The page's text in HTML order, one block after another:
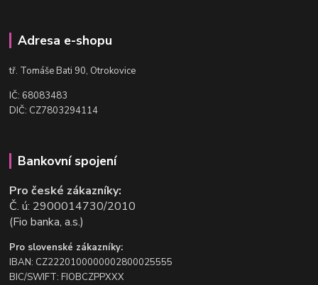
Adresa e-shopu
tř. Tomáše Bati 90, Otrokovice
IČ: 68083483
DIČ: CZ7803294114
Bankovní spojení
Pro české zákazníky:
Č. ú: 2900014730/2010
(Fio banka, a.s.)
Pro slovenské zákazníky:
IBAN: CZ2220100000002800025555
BIC/SWIFT: FIOBCZPPXXX